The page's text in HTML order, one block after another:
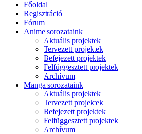
Főoldal
Regisztráció
Fórum
Anime sorozataink
Aktuális projektek
Tervezett projektek
Befejezett projektek
Felfüggesztett projektek
Archívum
Manga sorozataink
Aktuális projektek
Tervezett projektek
Befejezett projektek
Felfüggesztett projektek
Archívum